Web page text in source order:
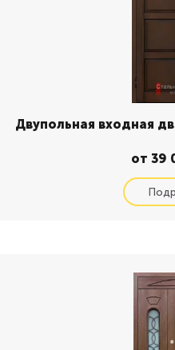
Двупольная входная
от 39